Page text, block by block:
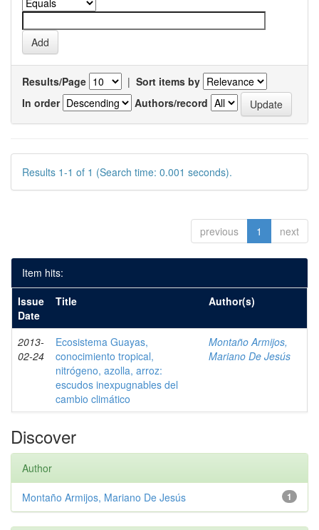
Results/Page | Sort items by
In order
Authors/record
Results 1-1 of 1 (Search time: 0.001 seconds).
previous 1 next
Item hits:
Issue
Date
Title Author(s)
2013-
02-24
Ecosistema Guayas,
conocimiento tropical,
nitrógeno, azolla, arroz:
escudos inexpugnables del
cambio climático
Montaño Armijos,
Mariano De Jesús
Discover
Author
1
Montaño Armijos, Mariano De Jesús